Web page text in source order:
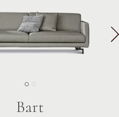
Bart